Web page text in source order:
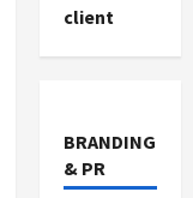
client
BRANDING
& PR